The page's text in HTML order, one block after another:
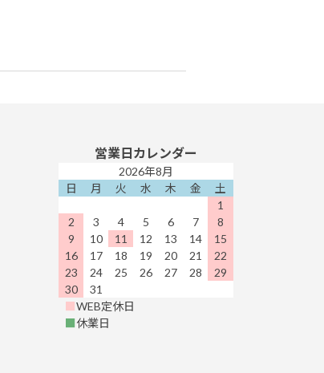
営業日カレンダー
2026年8月
日
月 火 水 木 金
土
1
2
3 4 5 6 7
8
9
10 11 12 13 14
15
16
17 18 19 20 21
22
23
24 25 26 27 28
29
30
31
■WEB定休日
■休業日